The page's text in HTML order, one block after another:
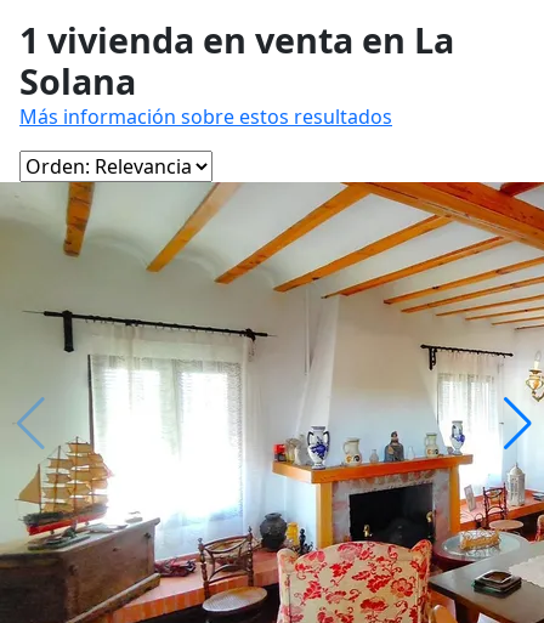
1 vivienda en venta en La
Solana
Más información sobre estos resultados